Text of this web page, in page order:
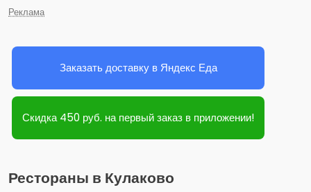
Реклама
Заказать доставку в Яндекс Еда
Скидка 450 руб. на первый заказ в приложении!
Рестораны в Кулаково